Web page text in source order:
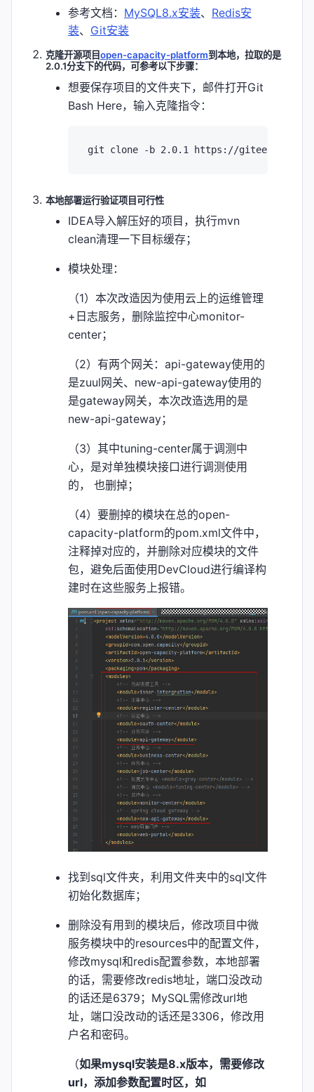
参考文档： MySQL8.x安装、 Redis安
装、 Git安装
克隆开源项目open-capacity-platform到本地，拉取的是
2.0.1分支下的代码，可参考以下步骤：
想要保存项目的文件夹下，邮件打开Git
Bash Here，输入克隆指令：
本地部署运行验证项目可行性
IDEA导入解压好的项目，执行mvn
clean清理一下目标缓存；
模块处理：
（1）本次改造因为使用云上的运维管理
+日志服务，删除监控中心monitor-
center；
（2）有两个网关：api-gateway使用的
是zuul网关、new-api-gateway使用的
是gateway网关，本次改造选用的是
new-api-gateway；
（3）其中tuning-center属于调测中
心，是对单独模块接口进行调测使用
的， 也删掉；
（4）要删掉的模块在总的open-
capacity-platform的pom.xml文件中，
注释掉对应的，并删除对应模块的文件
包，避免后面使用DevCloud进行编译构
建时在这些服务上报错。
找到sql文件夹，利用文件夹中的sql文件
初始化数据库；
删除没有用到的模块后，修改项目中微
服务模块中的resources中的配置文件，
修改mysql和redis配置参数，本地部署
的话，需要修改redis地址，端口没改动
的话还是6379；MySQL需修改url地
址，端口没改动的话还是3306，修改用
户名和密码。
（如果mysql安装是8.x版本，需要修改
url，添加参数配置时区，如